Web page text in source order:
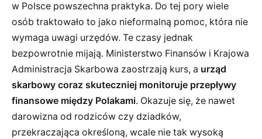
w Polsce powszechna praktyka. Do tej pory wiele
osób traktowało to jako nieformalną pomoc, która nie
wymaga uwagi urzędów. Te czasy jednak
bezpowrotnie mijają. Ministerstwo Finansów i Krajowa
Administracja Skarbowa zaostrzają kurs, a urząd
skarbowy coraz skuteczniej monitoruje przepływy
finansowe między Polakami. Okazuje się, że nawet
darowizna od rodziców czy dziadków,
przekraczająca określoną, wcale nie tak wysoką